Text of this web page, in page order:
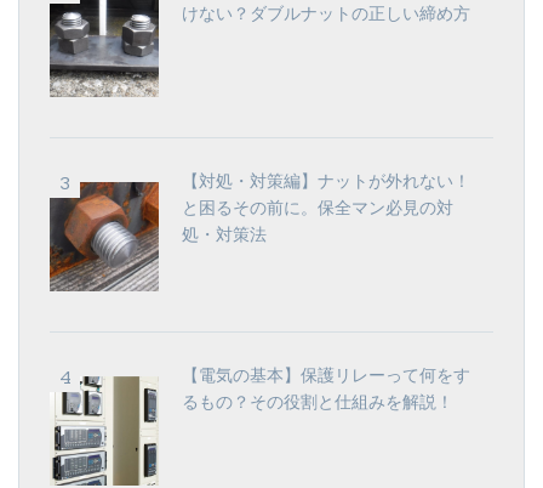
けない？ダブルナットの正しい締め方
【対処・対策編】ナットが外れない！
と困るその前に。保全マン必見の対
処・対策法
【電気の基本】保護リレーって何をす
るもの？その役割と仕組みを解説！